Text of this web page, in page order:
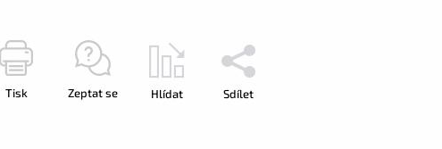
Tisk Zeptat se Hlídat Sdílet